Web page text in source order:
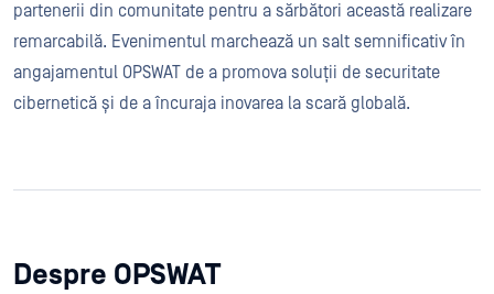
partenerii din comunitate pentru a sărbători această realizare
remarcabilă. Evenimentul marchează un salt semnificativ în
angajamentul OPSWAT de a promova soluții de securitate
cibernetică și de a încuraja inovarea la scară globală.
Despre OPSWAT